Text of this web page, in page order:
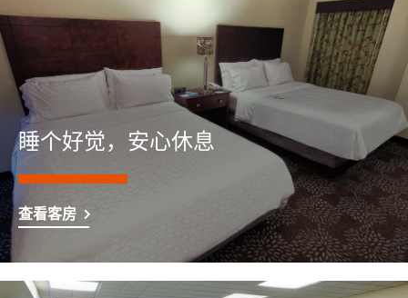
睡个好觉，安心休息
查看客房